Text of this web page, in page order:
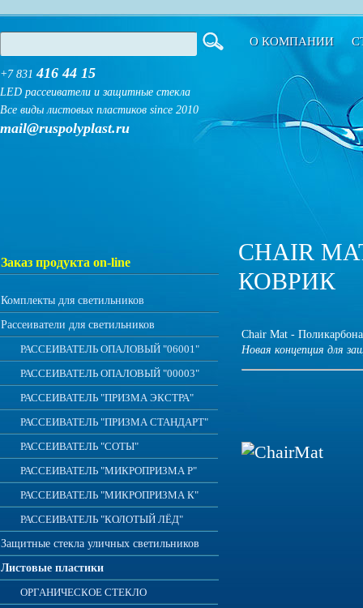
+7 831416 44 15
LED рассеиватели и защитные стекла
Все виды листовых пластиков since 2010
mail@ruspolyplast.ru
О КОМПАНИИ
Заказ продукта on-line
Комплекты для светильников
Рассеиватели для светильников
РАССЕИВАТЕЛЬ ОПАЛОВЫЙ "06001"
РАССЕИВАТЕЛЬ ОПАЛОВЫЙ "00003"
РАССЕИВАТЕЛЬ "ПРИЗМА ЭКСТРА"
РАССЕИВАТЕЛЬ "ПРИЗМА СТАНДАРТ"
РАССЕИВАТЕЛЬ "СОТЫ"
РАССЕИВАТЕЛЬ "МИКРОПРИЗМА Р"
РАССЕИВАТЕЛЬ "МИКРОПРИЗМА К"
РАССЕИВАТЕЛЬ "КОЛОТЫЙ ЛЁД"
Защитные стекла уличных светильников
Листовые пластики
ОРГАНИЧЕСКОЕ СТЕКЛО
CHAIR
КОВРИК
Chair Mat -
Новая концепция для